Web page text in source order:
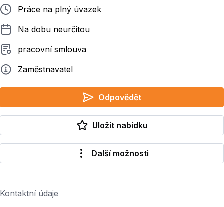
Typ pracovního poměru
Práce na plný úvazek
Délka pracovního poměru
Na dobu neurčitou
Typ smluvního vztahu
pracovní smlouva
ZadavatelZaměstnavatel
Odpovědět
Uložit nabídku
Další možnosti
Kontaktní údaje